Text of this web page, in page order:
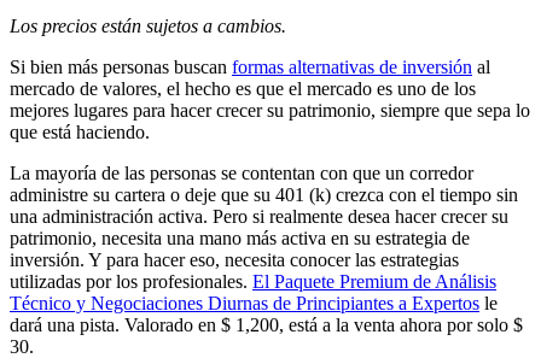
Los precios están sujetos a cambios.
Si bien más personas buscan formas alternativas de inversión al
mercado de valores, el hecho es que el mercado es uno de los
mejores lugares para hacer crecer su patrimonio, siempre que sepa lo
que está haciendo.
La mayoría de las personas se contentan con que un corredor
administre su cartera o deje que su 401 (k) crezca con el tiempo sin
una administración activa. Pero si realmente desea hacer crecer su
patrimonio, necesita una mano más activa en su estrategia de
inversión. Y para hacer eso, necesita conocer las estrategias
utilizadas por los profesionales. El Paquete Premium de Análisis
Técnico y Negociaciones Diurnas de Principiantes a Expertos le
dará una pista. Valorado en $ 1,200, está a la venta ahora por solo $
30.